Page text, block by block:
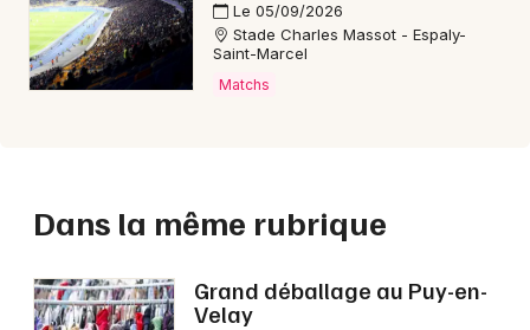
Le 05/09/2026
Stade Charles Massot - Espaly-
Saint-Marcel
Matchs
Dans la même rubrique
Grand déballage au Puy-en-
Velay